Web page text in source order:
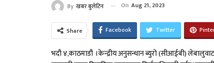
By खबर बुलेटिन On Aug 21, 2023
Share Facebook Twitter
भदौ ४,काठमाडौं ।केन्द्रीय अनुसन्धान ब्युरो (सीआईबी)